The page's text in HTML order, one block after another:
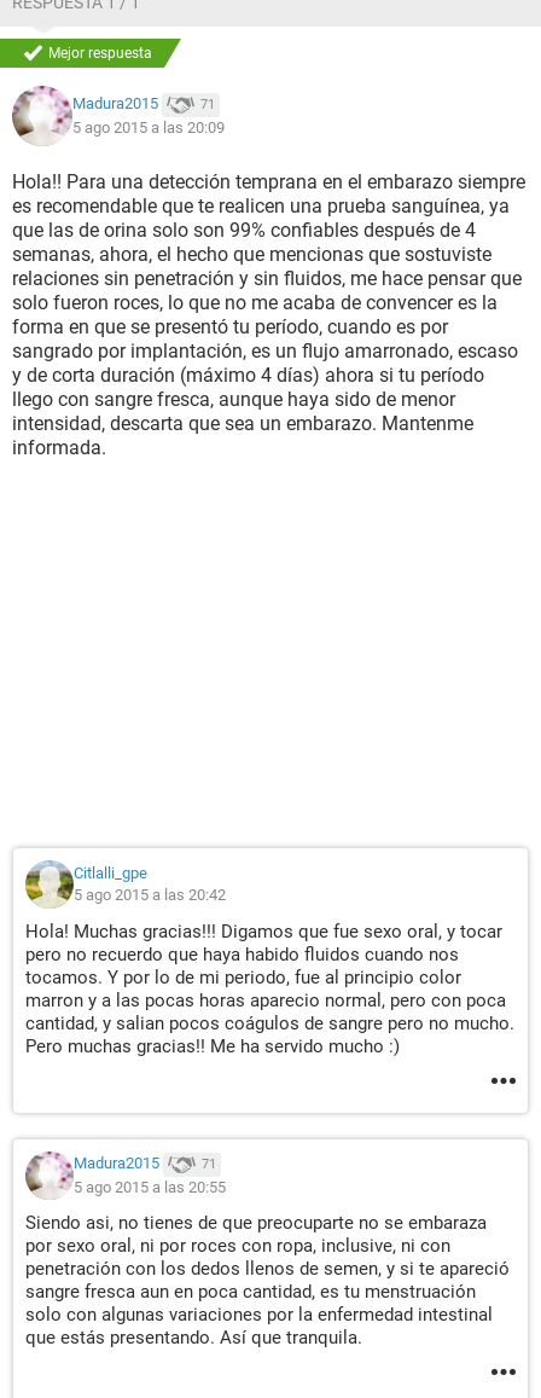
P.D cuando fui al hospital y por tres semanas aparte del
estres y todo solo he comido frutas y verduras, nada de
carne, pollo, pescado, lacteos, ni grasas por la infección en el
estomago
Mejor respuesta
Madura2015 71
5 ago 2015 a las 20:09
Hola!! Para una detección temprana en el embarazo siempre
es recomendable que te realicen una prueba sanguínea, ya
que las de orina solo son 99% confiables después de 4
semanas, ahora, el hecho que mencionas que sostuviste
relaciones sin penetración y sin fluidos, me hace pensar que
solo fueron roces, lo que no me acaba de convencer es la
forma en que se presentó tu período, cuando es por
sangrado por implantación, es un flujo amarronado, escaso
y de corta duración (máximo 4 días) ahora si tu período
llego con sangre fresca, aunque haya sido de menor
intensidad, descarta que sea un embarazo. Mantenme
informada.
Citlalli_gpe
5 ago 2015 a las 20:42
Hola! Muchas gracias!!! Digamos que fue sexo oral, y tocar
pero no recuerdo que haya habido fluidos cuando nos
tocamos. Y por lo de mi periodo, fue al principio color
marron y a las pocas horas aparecio normal, pero con poca
cantidad, y salian pocos coágulos de sangre pero no mucho.
Pero muchas gracias!! Me ha servido mucho :)
Madura2015 71
5 ago 2015 a las 20:55
Siendo asi, no tienes de que preocuparte no se embaraza
por sexo oral, ni por roces con ropa, inclusive, ni con
penetración con los dedos llenos de semen, y si te apareció
sangre fresca aun en poca cantidad, es tu menstruación
solo con algunas variaciones por la enfermedad intestinal
que estás presentando. Así que tranquila.